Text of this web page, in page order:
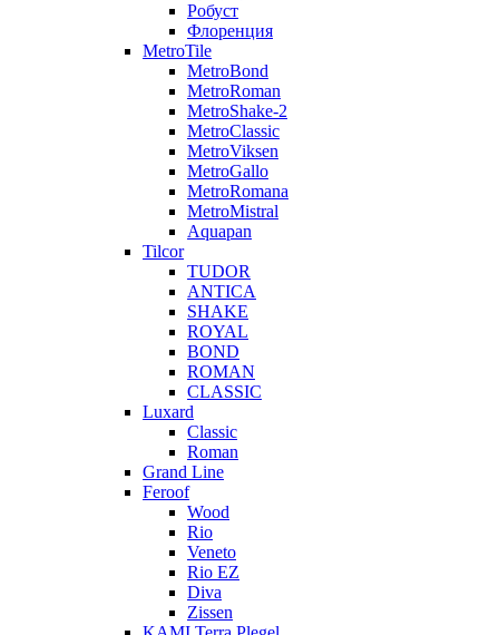
Робуст
Флоренция
MetroTile
MetroBond
MetroRoman
MetroShake-2
MetroClassic
MetroViksen
MetroGallo
MetroRomana
MetroMistral
Aquapan
Tilcor
TUDOR
ANTICA
SHAKE
ROYAL
BOND
ROMAN
CLASSIC
Luxard
Classic
Roman
Grand Line
Feroof
Wood
Rio
Veneto
Rio EZ
Diva
Zissen